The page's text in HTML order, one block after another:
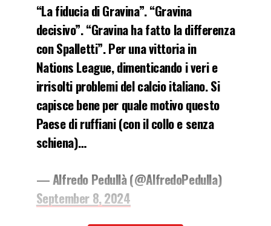
“La fiducia di Gravina”. “Gravina
decisivo”. “Gravina ha fatto la differenza
con Spalletti”. Per una vittoria in
Nations League, dimenticando i veri e
irrisolti problemi del calcio italiano. Si
capisce bene per quale motivo questo
Paese di ruffiani (con il collo e senza
schiena)…
— Alfredo Pedullà (@AlfredoPedulla)
September 8, 2024